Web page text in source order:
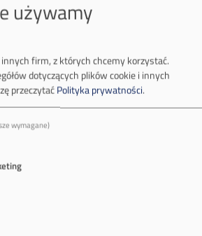
ul.Kościuszki 1
+48 32 716 53 00
dla mediów:
media@pkw-sa.pl
piątek 7:00-15:00)
używamy
innych firm, z których chcemy korzystać.
dotyczących plików cookie i innych
przeczytaćPolityka prywatności.
wymagane)